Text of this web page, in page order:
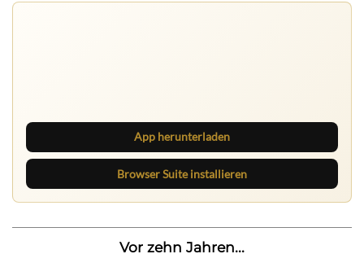
App herunterladen
Browser Suite installieren
Vor zehn Jahren...